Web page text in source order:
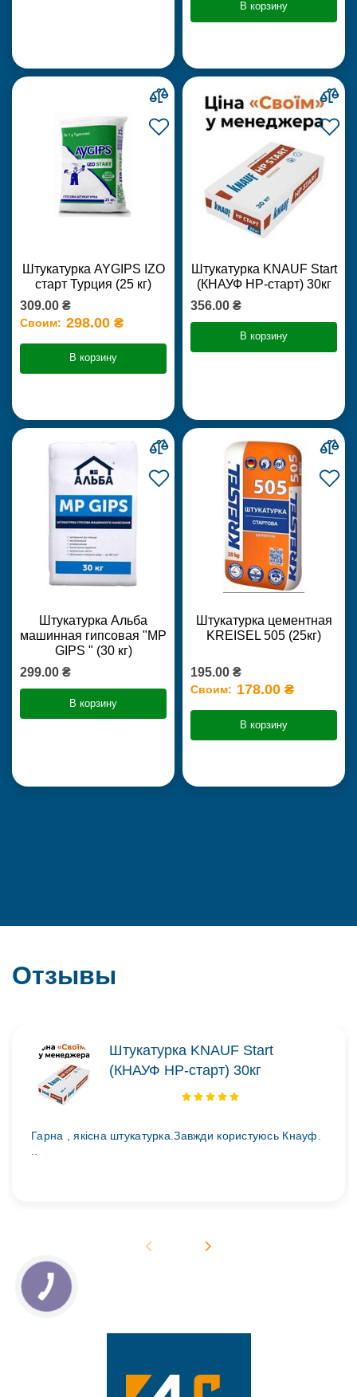
В корзину
Штукатурка AYGIPS IZO
старт Турция (25 кг)
309.00 ₴
Своим: 298.00 ₴
В корзину
Штукатурка KNAUF Start
(КНАУФ НР-старт) 30кг
356.00 ₴
В корзину
Штукатурка Альба
машинная гипсовая "MP
GIPS " (30 кг)
299.00 ₴
В корзину
Штукатурка цементная
KREISEL 505 (25кг)
195.00 ₴
Своим: 178.00 ₴
В корзину
Отзывы
Штукатурка KNAUF Start
(КНАУФ НР-старт) 30кг
Гарна , якісна штукатурка.Завжди користуюсь Кнауф.
..